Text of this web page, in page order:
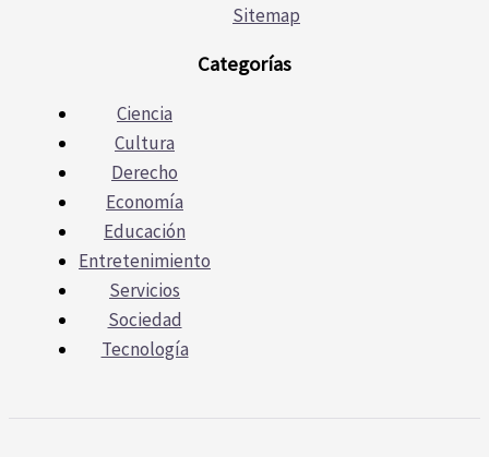
Sitemap
Categorías
Ciencia
Cultura
Derecho
Economía
Educación
Entretenimiento
Servicios
Sociedad
Tecnología